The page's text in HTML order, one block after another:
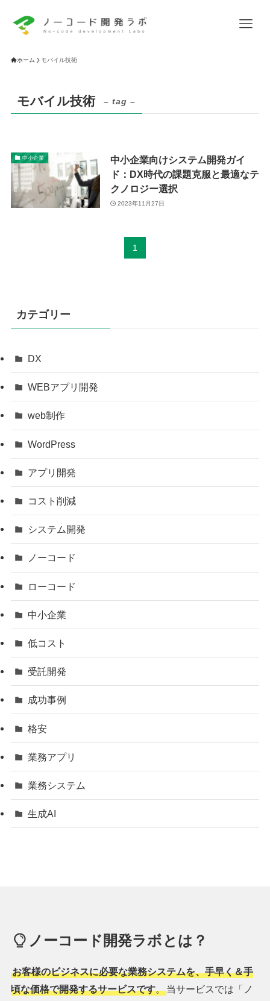
ホーム モバイル技術
モバイル技術 – tag –
中小企業
中小企業向けシステム開発ガイ
ド：DX時代の課題克服と最適なテ
クノロジー選択
2023年11月27日
1
カテゴリー
DX
WEBアプリ開発
web制作
WordPress
アプリ開発
コスト削減
システム開発
ノーコード
ローコード
中小企業
低コスト
受託開発
成功事例
格安
業務アプリ
業務システム
生成AI
ノーコード開発ラボとは？
お客様のビジネスに必要な業務システムを、手早く＆手
頃な価格で開発するサービスです。当サービスでは「ノ